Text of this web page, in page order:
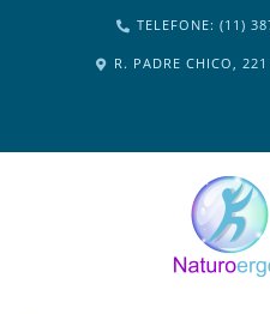
TELEFONE: (11)
R. PADRE CHICO,